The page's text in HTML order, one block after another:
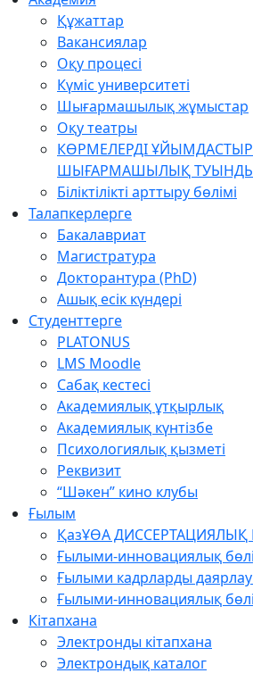
Құжаттар
Вакансиялар
Оқу процесі
Күміс университеті
Шығармашылық жұмыстар
Оқу театры
КӨРМЕЛЕРДІ
ШЫҒАРМАШЫЛЫҚ
Біліктілікті арттыру бөлімі
Талапкерлерге
Бакалавриат
Магистратура
Докторантура (PhD)
Ашық есік күндері
Студенттерге
PLATONUS
LMS Moodle
Сабақ кестесі
Академиялық ұтқырлық
Академиялық күнтізбе
Психологиялық қызметі
Реквизит
“Шәкен” кино клубы
Ғылым
ҚазҰӨА ДИССЕРТАЦИЯЛЫҚ
Ғылыми-инновациялық
Ғылыми кадрларды даярлау
Ғылыми-инновациялық
Кітапхана
Электронды кітапхана
Электрондық каталог